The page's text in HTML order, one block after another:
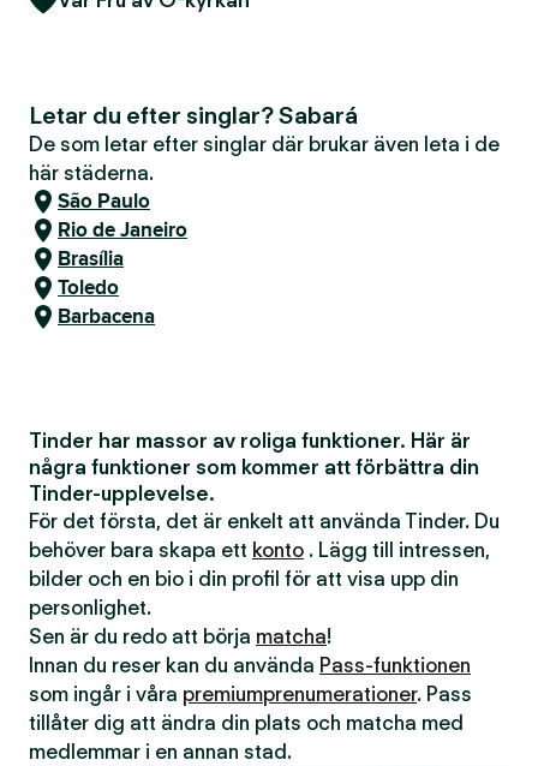
Letar du efter singlar? Sabará
De som letar efter singlar där brukar även leta i de
här städerna.
São Paulo
Rio de Janeiro
Brasília
Toledo
Barbacena
Tinder har massor av roliga funktioner. Här är
några funktioner som kommer att förbättra din
Tinder-upplevelse.
För det första, det är enkelt att använda Tinder. Du
behöver bara skapa ett konto . Lägg till intressen,
bilder och en bio i din profil för att visa upp din
personlighet.
Sen är du redo att börja matcha!
Innan du reser kan du använda Pass-funktionen
som ingår i våra premiumprenumerationer. Pass
tillåter dig att ändra din plats och matcha med
medlemmar i en annan stad.